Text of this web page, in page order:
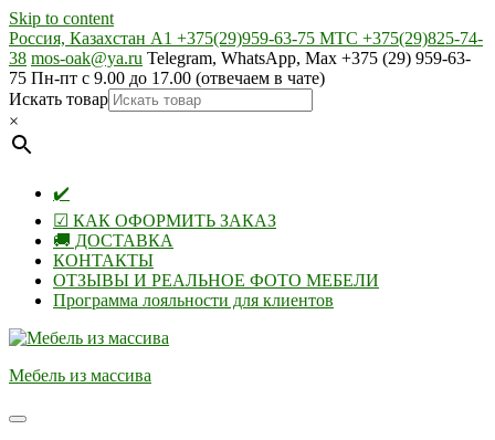
Skip to content
Россия, Казахстан А1 +375(29)959-63-75 МТС +375(29)825-74-
38 mos-oak@ya.ru Telegram, WhatsApp, Max +375 (29) 959-63-
75 Пн-пт с 9.00 до 17.00 (отвечаем в чате)
Искать товар
×
✔️
☑ КАК ОФОРМИТЬ ЗАКАЗ
🚚 ДОСТАВКА
КОНТАКТЫ
ОТЗЫВЫ И РЕАЛЬНОЕ ФОТО МЕБЕЛИ
Программа лояльности для клиентов
Мебель из массива